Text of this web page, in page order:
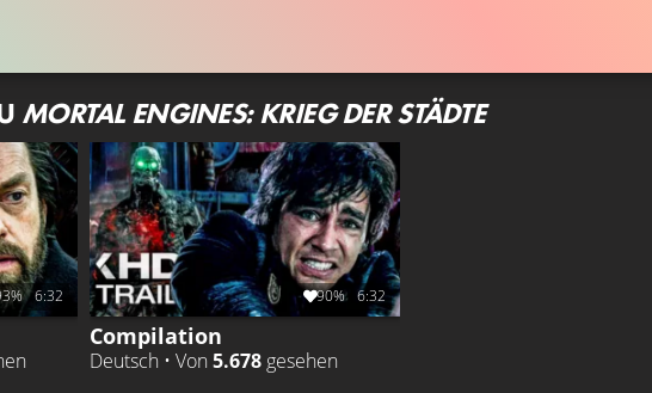
MORTAL ENGINES: KRIEG DER STÄDTE
6:32 90% 6:32
Compilation
Deutsch • Von 5.678 gesehen